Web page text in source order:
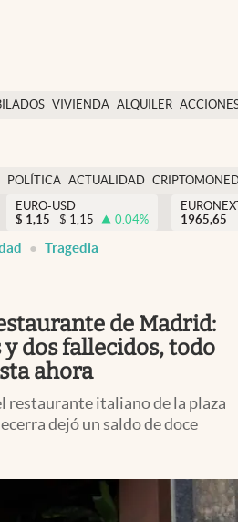
VIVIENDA ALQUILER
USA
POLÍTICA ACTUALIDAD
EURO-USD
$ 1,15 $ 1,15 0.04%
1965,65
Tragedia
de Madrid:
dos fallecidos, todo
ahora
restaurante italiano de la plaza
dejó un saldo de doce